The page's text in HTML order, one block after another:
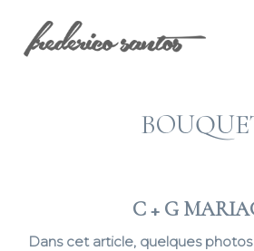
C + G
Dans cet article, quelques